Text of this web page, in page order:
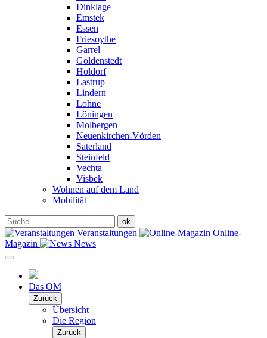
Dinklage
Emstek
Essen
Friesoythe
Garrel
Goldenstedt
Holdorf
Lastrup
Lindern
Lohne
Löningen
Molbergen
Neuenkirchen-Vörden
Saterland
Steinfeld
Vechta
Visbek
Wohnen auf dem Land
Mobilität
Veranstaltungen
Online-
Magazin
News
Das OM
Zurück
Übersicht
Die Region
Zurück